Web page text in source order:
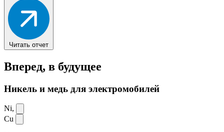
Читать отчет
Вперед, в будущее
Никель и медь для электромобилей
Ni,
Cu